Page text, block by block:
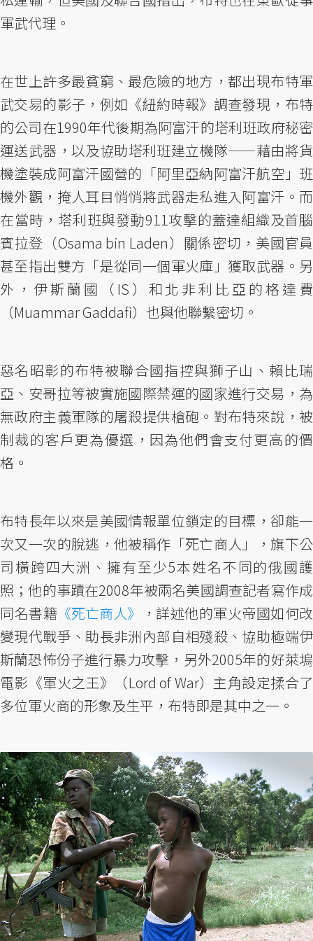
軍武代理。
在世上許多最貧窮、最危險的地方，都出現布特軍
武交易的影子，例如《紐約時報》調查發現，布特
的公司在1990年代後期為阿富汗的塔利班政府秘密
運送武器，以及協助塔利班建立機隊——藉由將貨
機塗裝成阿富汗國營的「阿里亞納阿富汗航空」班
機外觀，掩人耳目悄悄將武器走私進入阿富汗。而
在當時，塔利班與發動911攻擊的蓋達組織及首腦
賓拉登（Osama bin Laden）關係密切，美國官員
甚至指出雙方「是從同一個軍火庫」獲取武器。另
外，伊斯蘭國（IS）和北非利比亞的格達費
（Muammar Gaddafi）也與他聯繫密切。
惡名昭彰的布特被聯合國指控與獅子山、賴比瑞
亞、安哥拉等被實施國際禁運的國家進行交易，為
無政府主義軍隊的屠殺提供槍砲。對布特來說，被
制裁的客戶更為優選，因為他們會支付更高的價
格。
布特長年以來是美國情報單位鎖定的目標，卻能一
次又一次的脫逃，他被稱作「死亡商人」，旗下公
司橫跨四大洲、擁有至少5本姓名不同的俄國護
照；他的事蹟在2008年被兩名美國調查記者寫作成
同名書籍 《死亡商人》
，詳述他的軍火帝國如何改
變現代戰爭、助長非洲內部自相殘殺、協助極端伊
斯蘭恐怖份子進行暴力攻擊，另外2005年的好萊塢
電影《軍火之王》（Lord of War）主角設定揉合了
多位軍火商的形象及生平，布特即是其中之一。